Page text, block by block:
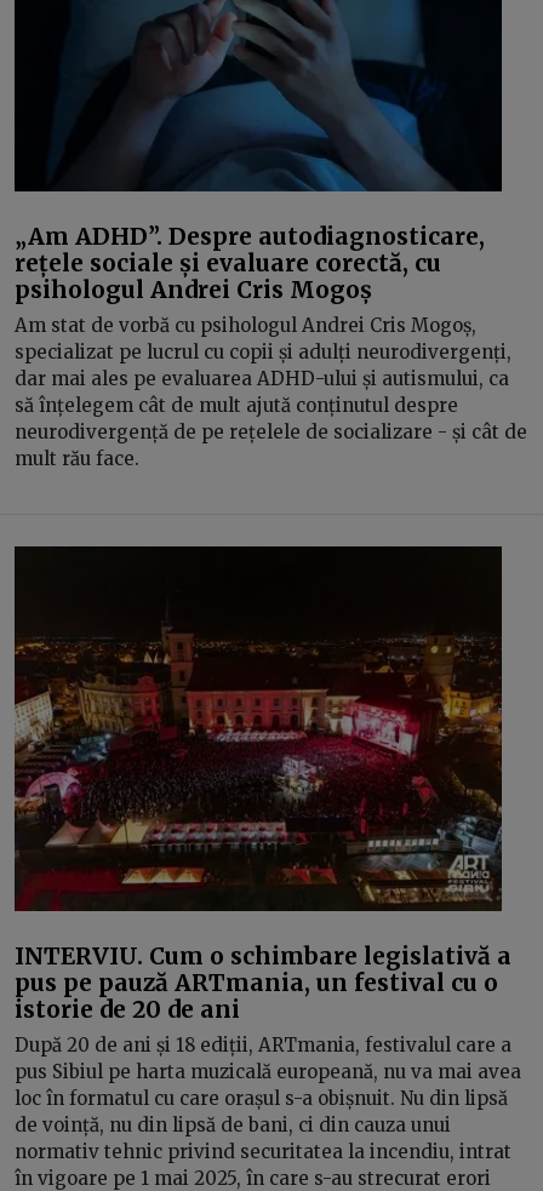
„Am ADHD”. Despre autodiagnosticare,
rețele sociale și evaluare corectă, cu
psihologul Andrei Cris Mogoș
Am stat de vorbă cu psihologul Andrei Cris Mogoș,
specializat pe lucrul cu copii și adulți neurodivergenți,
dar mai ales pe evaluarea ADHD-ului și autismului, ca
să înțelegem cât de mult ajută conținutul despre
neurodivergență de pe rețelele de socializare - și cât de
mult rău face.
INTERVIU. Cum o schimbare legislativă a
pus pe pauză ARTmania, un festival cu o
istorie de 20 de ani
După 20 de ani și 18 ediții, ARTmania, festivalul care a
pus Sibiul pe harta muzicală europeană, nu va mai avea
loc în formatul cu care orașul s-a obișnuit. Nu din lipsă
de voință, nu din lipsă de bani, ci din cauza unui
normativ tehnic privind securitatea la incendiu, intrat
în vigoare pe 1 mai 2025, în care s-au strecurat erori